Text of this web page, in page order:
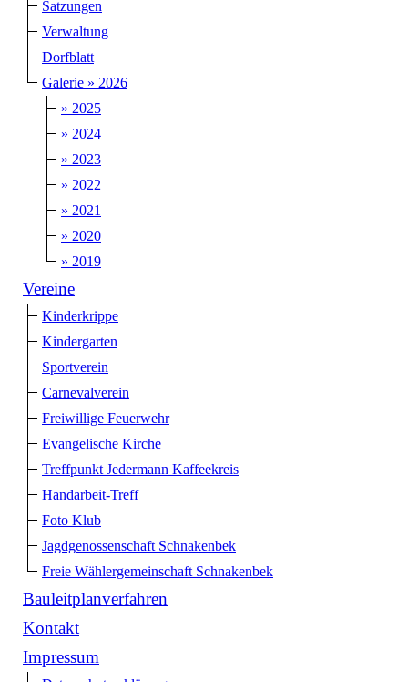
Satzungen
Verwaltung
Dorfblatt
Galerie » 2026
» 2025
» 2024
» 2023
» 2022
» 2021
» 2020
» 2019
Vereine
Kinderkrippe
Kindergarten
Sportverein
Carnevalverein
Freiwillige Feuerwehr
Evangelische Kirche
Treffpunkt Jedermann Kaffeekreis
Handarbeit-Treff
Foto Klub
Jagdgenossenschaft Schnakenbek
Freie Wählergemeinschaft Schnakenbek
Bauleitplanverfahren
Kontakt
Impressum